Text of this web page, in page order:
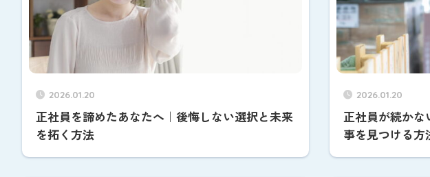
2026.01.20
正社員を諦めたあなたへ｜後悔しない選択と未来
を拓く方法
2026.01.20
正社員が続かな
事を見つける方